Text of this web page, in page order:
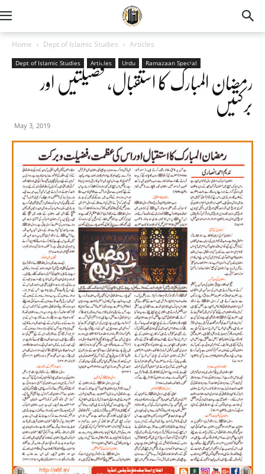
Home Dept of Islamic Studies Articles
Dept of Islamic Studies Articles Urdu Ramazaan Special
رمضان المبارک کا استقبال، فضیلتیں اور
برکتیں
May 3, 2019